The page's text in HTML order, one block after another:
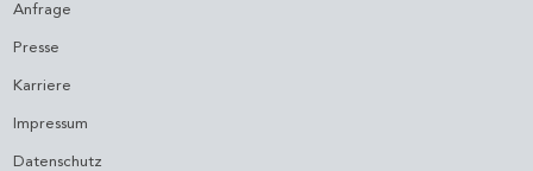
Anfrage
Presse
Karriere
Impressum
Datenschutz